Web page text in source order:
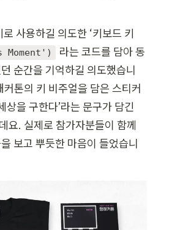
사용하길 의도한 ‘키보드 키
Moment')
라는 코드를 담아 동
순간을 기억하길 의도했습니
톤의 키 비주얼을 담은 스티커
상을 구한다’라는 문구가 담긴
요. 실제로 참가자분들이 함께
보고 뿌듯한 마음이 들었습니